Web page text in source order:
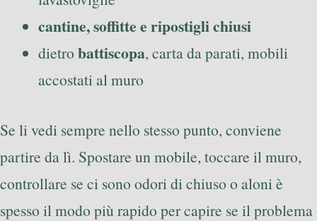
cantine, soffitte e ripostigli chiusi
dietro battiscopa, carta da parati, mobili
accostati al muro
Se li vedi sempre nello stesso punto, conviene
partire da lì. Spostare un mobile, toccare il muro,
controllare se ci sono odori di chiuso o aloni è
spesso il modo più rapido per capire se il problema